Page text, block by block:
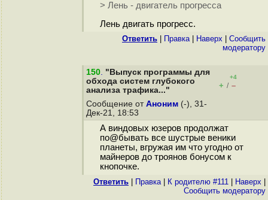
> Лень - двигатель прогресса
Лень двигать прогресс.
Ответить Правка| Наверх
Cообщить
модератору
150. "Выпуск программы для
обхода систем глубокого
анализа трафика..."
+4
+ / –
Сообщение от Аноним (-), 31-
Дек-21, 18:53
А виндовых юзеров продолжат
по@бывать все шустрые веники
планеты, вгружая им что угодно от
майнеров до троянов бонусом к
кнопочке.
Ответить Правка| К родителю #111 Наверх
Cообщить модератору